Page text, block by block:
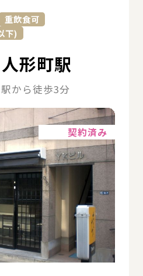
重飲食可
下)
形町駅
から徒歩3分
契約済み